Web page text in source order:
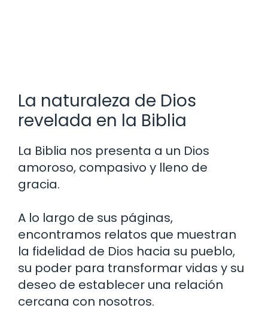
La naturaleza de Dios
revelada en la Biblia
La Biblia nos presenta a un Dios
amoroso, compasivo y lleno de
gracia.
A lo largo de sus páginas,
encontramos relatos que muestran
la fidelidad de Dios hacia su pueblo,
su poder para transformar vidas y su
deseo de establecer una relación
cercana con nosotros.